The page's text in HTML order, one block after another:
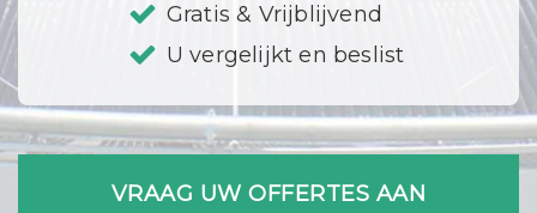
Gratis & Vrijblijvend
U vergelijkt en beslist
VRAAG UW OFFERTES AAN